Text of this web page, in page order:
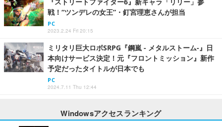
戦！“ツンデレの女王”・釘宮理恵さんが担当
PC
2023.2.24 Fri 20:15
ミリタリ巨大ロボSRPG『鋼嵐 - メタルストーム-』日
本向けサービス決定！元『フロントミッション』新作
予定だったタイトルが日本でも
PC
2024.7.11 Thu 12:44
Windowsアクセスランキング